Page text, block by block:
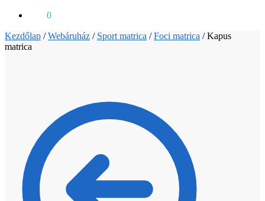
0
Kezdőlap /Webáruház / Sport matrica /Foci matrica /Kapus
matrica